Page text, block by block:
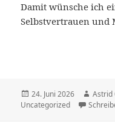
Damit wünsche ich
Selbstvertrauen und
Veröffentlicht
am
24. Juni 2026 Autor
Astrid
Uncategorized